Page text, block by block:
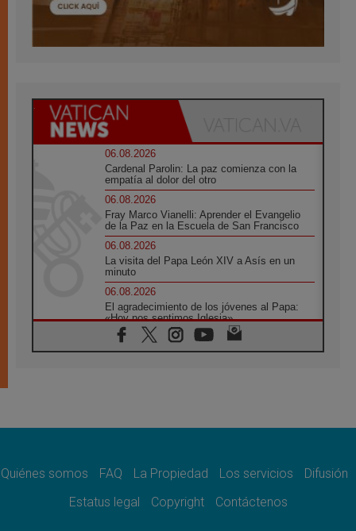
06.08.2026
Cardenal Parolin: La paz comienza con la
empatía al dolor del otro
06.08.2026
Fray Marco Vianelli: Aprender el Evangelio
de la Paz en la Escuela de San Francisco
06.08.2026
La visita del Papa León XIV a Asís en un
minuto
06.08.2026
El agradecimiento de los jóvenes al Papa:
«Hoy nos sentimos Iglesia»
06.08.2026
Líbano: Reanudan los coloquios en Roma en
paz
Sturla: La visita de León XIV será una buena
Quiénes somos FAQ La Propiedad Los servicios
Difusión
Estatus legal
Copyright Contáctenos